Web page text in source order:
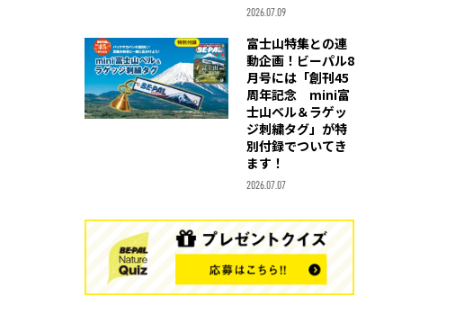
2026.07.09
富士山特集との連
動企画！ビーパル8
月号には「創刊45
周年記念 mini富
士山ベル＆ラゲッ
ジ刺繍タグ」が特
別付録でついてき
ます！
2026.07.07